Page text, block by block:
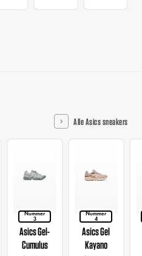
Alle Asics sneakers
Nummer
3
Asics Gel-
Cumulus
Nummer
4
Asics Gel
Kayano